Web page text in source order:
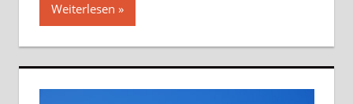
Weiterlesen